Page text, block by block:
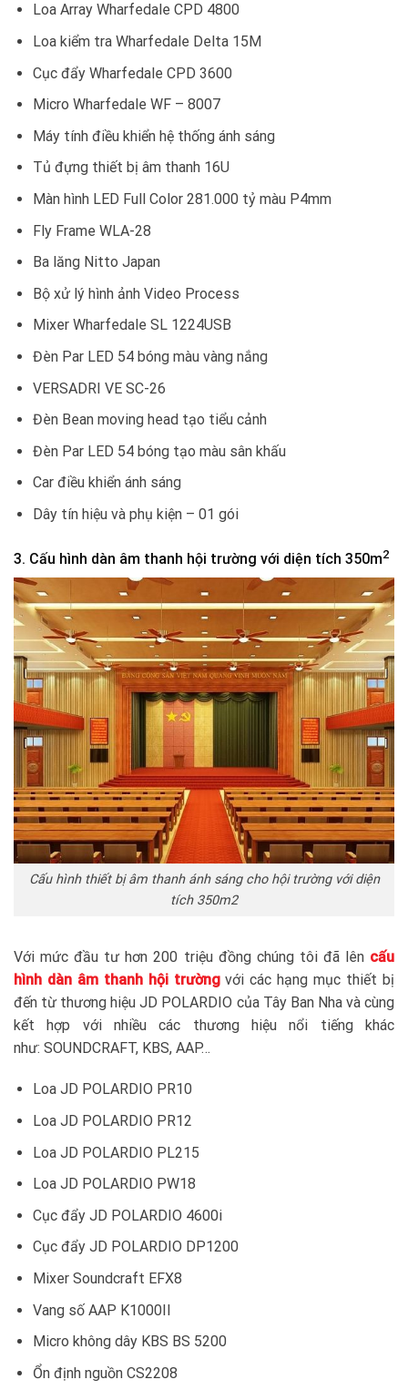
Loa Array Wharfedale CPD 4800
Loa kiểm tra Wharfedale Delta 15M
Cục đẩy Wharfedale CPD 3600
Micro Wharfedale WF – 8007
Máy tính điều khiển hệ thống ánh sáng
Tủ đựng thiết bị âm thanh 16U
Màn hình LED Full Color 281.000 tỷ màu P4mm
Fly Frame WLA-28
Ba lăng Nitto Japan
Bộ xử lý hình ảnh Video Process
Mixer Wharfedale SL 1224USB
Đèn Par LED 54 bóng màu vàng nắng
VERSADRI VE SC-26
Đèn Bean moving head tạo tiểu cảnh
Đèn Par LED 54 bóng tạo màu sân khấu
Car điều khiển ánh sáng
Dây tín hiệu và phụ kiện – 01 gói
3. Cấu hình dàn âm thanh hội trường với diện tích 350m2
Cấu hình thiết bị âm thanh ánh sáng cho hội trường với diện
tích 350m2
Với mức đầu tư hơn 200 triệu đồng chúng tôi đã lên cấu
hình dàn âm thanh hội trườngvới các hạng mục thiết bị
đến từ thương hiệu JD POLARDIO của Tây Ban Nha và cùng
kết hợp với nhiều các thương hiệu nổi tiếng khác
như: SOUNDCRAFT, KBS, AAP…
Loa JD POLARDIO PR10
Loa JD POLARDIO PR12
Loa JD POLARDIO PL215
Loa JD POLARDIO PW18
Cục đẩy JD POLARDIO 4600i
Cục đẩy JD POLARDIO DP1200
Mixer Soundcraft EFX8
Vang số AAP K1000II
Micro không dây KBS BS 5200
Ổn định nguồn CS2208